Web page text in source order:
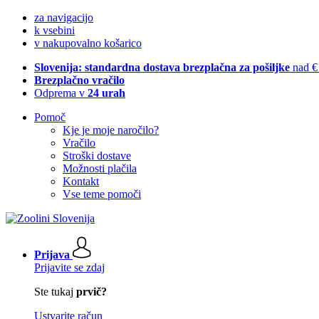
za navigacijo
k vsebini
v nakupovalno košarico
Slovenija: standardna dostava brezplačna za pošiljke nad
Brezplačno vračilo
Odprema v 24 urah
Pomoč
Kje je moje naročilo?
Vračilo
Stroški dostave
Možnosti plačila
Kontakt
Vse teme pomoči
Prijava
Prijavite se zdaj
Ste tukaj prvič?
Ustvarite račun